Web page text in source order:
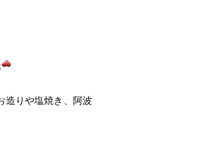
造りや塩焼き、阿波